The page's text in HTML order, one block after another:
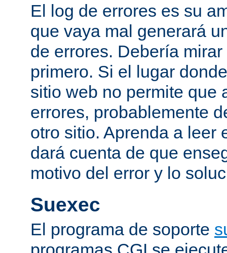
El log de errores es su
que vaya mal generará
de errores. Debería
primero. Si el lugar
sitio web no permite que
errores, probablemente
otro sitio. Aprenda a leer
dará cuenta de que
motivo del error y lo
Suexec
El programa de soporte